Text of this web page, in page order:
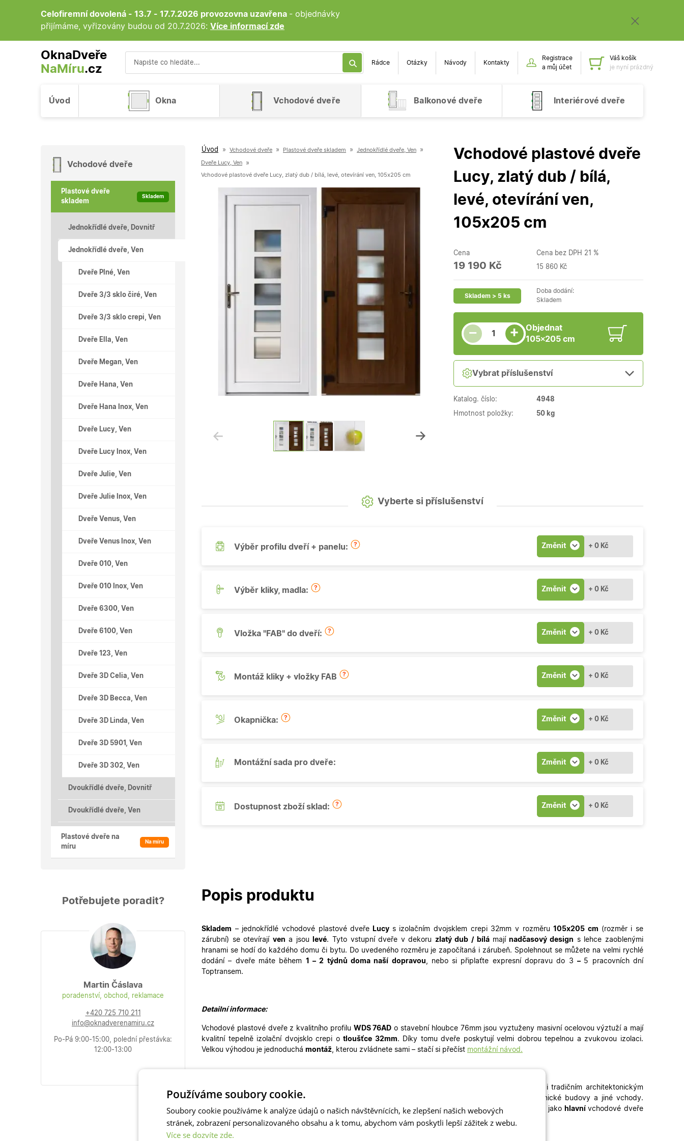
Celofiremní dovolená - 13.7 - 17.7.2026 provozovna uzavřena - objednávky
přijímáme, vyřizovány budou od 20.7.2026: Více informací zde
OknaDveře
NaMíru.cz
Rádce Otázky Návody Kontakty
Registrace
a můj účet
Obsah
Váš košík
je nyní prázdný
Úvod Okna Vchodové dveře Balkonové dveře Interiérové dveře
Úvod » Vchodové dveře » Plastové dveře skladem » Jednokřídlé dveře, Ven »
Dveře Lucy, Ven »
Vchodové plastové dveře Lucy, zlatý dub / bílá, levé, otevírání ven, 105x205 cm
Vchodové plastové dveře
Lucy, zlatý dub / bílá,
levé, otevírání ven,
105x205 cm
Cena
19 190 Kč
Cena bez DPH 21 %
15 860 Kč
Skladem > 5 ks
Doba dodání:
Skladem
−
Snížit množství
Počet kusů +
Zvýšit množství
Objednat
105×205 cm
Vybrat příslušenství
Katalog. číslo: 4948
Hmotnost položky: 50 kg
Vyberte si příslušenství
Výběr profilu dveří + panelu: Změnit + 0 Kč
Výběr kliky, madla: Změnit + 0 Kč
Vložka "FAB" do dveří: Změnit + 0 Kč
Montáž kliky + vložky FAB Změnit + 0 Kč
Okapnička: Změnit + 0 Kč
Montážní sada pro dveře: Změnit + 0 Kč
Dostupnost zboží sklad: Změnit + 0 Kč
Popis produktu
Skladem – jednokřídlé vchodové plastové dveře Lucy s izolačním dvojsklem crepi 32mm v rozměru105x205 cm (rozměr i se
zárubní) se otevírají ven a jsou levé. Tyto vstupní dveře v dekoru zlatý dub / bílámají nadčasový design s lehce zaoblenými
hranami se hodí do každého domu či bytu. Do uvedeného rozměru je započítaná i zárubeň. Spolehnout se můžete na velmi rychlé
dodání – dveře máte během 1 – 2 týdnů doma naší dopravou, nebo si připlaťte expresní dopravu do 3– 5 pracovních dní
Toptransem.
Detailní informace:
Vchodové plastové dveře z kvalitního profilu WDS 76AD o stavební hloubce 76mm jsou vyztuženy masivní ocelovou výztuží a mají
kvalitní tepelně izolační dvojsklo crepi otloušťce 32mm. Díky tomu dveře poskytují velmi dobrou tepelnou a zvukovou izolaci.
Velkou výhodou je jednoduchá montáž, kterou zvládnete sami – stačí si přečíst montážní návod.
Vchodové dveře s okrasnou výplní mají nadčasový design a díky tomu perfektně ladí k moderním i tradičním architektonickým
stylům. Můžete je použít pro rekonstrukce rodinných domů, také pro garáže, zadní vchody, technické budovy a jiné vchody.
Skladové dveře nejsou vhodné pro pasivní novostavby. Naše plastové dveře skladem mohou sloužit jako hlavnívchodové dveře
vedlejší vchodové dveře. Ve stejném designu máme skladem i balkonové dveře či plastová okna
Vchodové dveře
Plastové dveře
skladem
Skladem
Jednokřídlé dveře, Dovnitř
Jednokřídlé dveře, Ven
Dveře Plné, Ven
Dveře 3/3 sklo čiré, Ven
Dveře 3/3 sklo crepi, Ven
Dveře Ella, Ven
Dveře Megan, Ven
Dveře Hana, Ven
Dveře Hana Inox, Ven
Dveře Lucy, Ven
Dveře Lucy Inox, Ven
Dveře Julie, Ven
Dveře Julie Inox, Ven
Dveře Venus, Ven
Dveře Venus Inox, Ven
Dveře 010, Ven
Dveře 010 Inox, Ven
Dveře 6300, Ven
Dveře 6100, Ven
Dveře 123, Ven
Dveře 3D Celia, Ven
Dveře 3D Becca, Ven
Dveře 3D Linda, Ven
Dveře 3D 5901, Ven
Dveře 3D 302, Ven
Dvoukřídlé dveře, Dovnitř
Dvoukřídlé dveře, Ven
Plastové dveře na
míru
Na míru
Potřebujete poradit?
Martin Čáslava
poradenství, obchod, reklamace
+420 725 710 211
info@oknadverenamiru.cz
Po-Pá 9:00-15:00, polední přestávka:
12:00-13:00
Používáme soubory cookie.
Soubory cookie používáme k analýze údajů o našich návštěvnících, ke zlepšení našich webových
stránek, zobrazení personalizovaného obsahu a k tomu, abychom vám poskytli lepší zážitek z webu.
Více se dozvíte zde.